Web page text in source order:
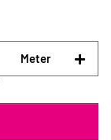
Meter